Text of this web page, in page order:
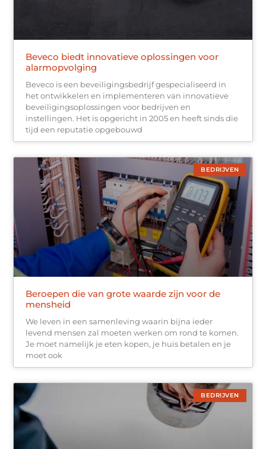
Beveco biedt innovatieve oplossingen voor
alarmopvolging
Beveco is een beveiligingsbedrijf gespecialiseerd in
het ontwikkelen en implementeren van innovatieve
beveiligingsoplossingen voor bedrijven en
instellingen. Het is opgericht in 2005 en heeft sinds die
tijd een reputatie opgebouwd
BEDRIJVEN
Beroepen die van grote waarde zijn voor de
mensheid
We leven in een samenleving waarin bijna ieder
levend mensen zal moeten werken om rond te komen.
Je moet namelijk je eten kopen, je huis betalen en je
moet ook
BEDRIJVEN